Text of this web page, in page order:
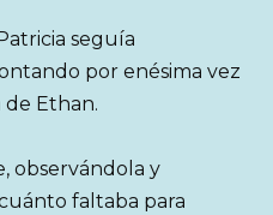
seguía
por enésima vez
de Ethan.
observándola y
faltaba para